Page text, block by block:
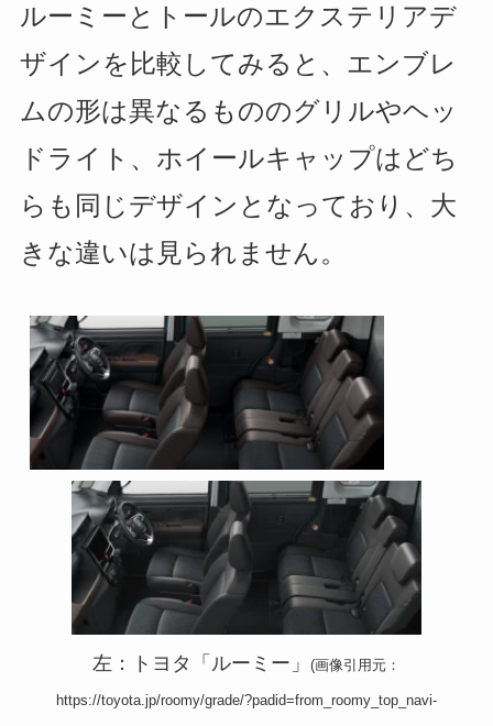
ルーミーとトールのエクステリアデ
ザインを比較してみると、エンブレ
ムの形は異なるもののグリルやヘッ
ドライト、ホイールキャップはどち
らも同じデザインとなっており、大
きな違いは見られません。
左：トヨタ「ルーミー」 (画像引用元：
https://toyota.jp/roomy/grade/?padid=from_roomy_top_navi-